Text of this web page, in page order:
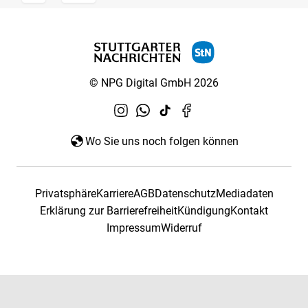
© NPG Digital GmbH 2026
Wo Sie uns noch folgen können
PrivatsphäreKarriereAGBDatenschutzMediadaten
Erklärung zur BarrierefreiheitKündigungKontakt
ImpressumWiderruf